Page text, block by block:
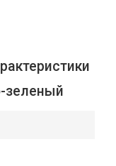
зеленый